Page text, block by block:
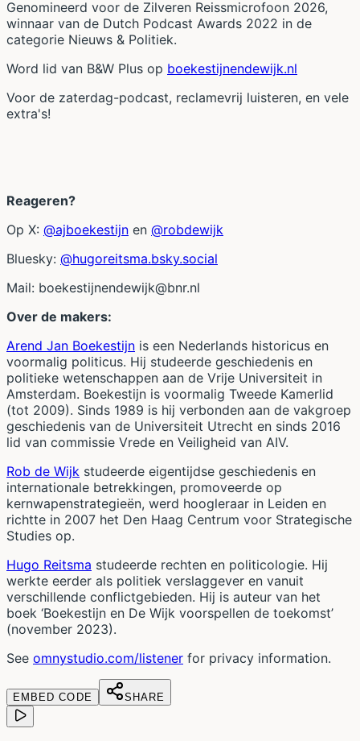
Genomineerd voor de Zilveren Reissmicrofoon 2026,
winnaar van de Dutch Podcast Awards 2022 in de
categorie Nieuws & Politiek.
Word lid van B&W Plus op boekestijnendewijk.nl
Voor de zaterdag-podcast, reclamevrij luisteren, en vele
extra's!
Reageren?
Op X: @ajboekestijn en @robdewijk
Bluesky: @hugoreitsma.bsky.social
Mail: boekestijnendewijk@bnr.nl
Over de makers:
Arend Jan Boekestijn is een Nederlands historicus en
voormalig politicus. Hij studeerde geschiedenis en
politieke wetenschappen aan de Vrije Universiteit in
Amsterdam. Boekestijn is voormalig Tweede Kamerlid
(tot 2009). Sinds 1989 is hij verbonden aan de vakgroep
geschiedenis van de Universiteit Utrecht en sinds 2016
lid van commissie Vrede en Veiligheid van AIV.
Rob de Wijk studeerde eigentijdse geschiedenis en
internationale betrekkingen, promoveerde op
kernwapenstrategieën, werd hoogleraar in Leiden en
richtte in 2007 het Den Haag Centrum voor Strategische
Studies op.
Hugo Reitsma studeerde rechten en politicologie. Hij
werkte eerder als politiek verslaggever en vanuit
verschillende conflictgebieden. Hij is auteur van het
boek ‘Boekestijn en De Wijk voorspellen de toekomst’
(november 2023).
See omnystudio.com/listener for privacy information.
EMBED CODE SHARE